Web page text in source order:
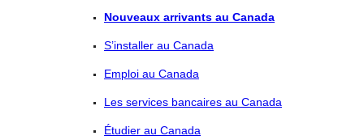
Nouveaux arrivants au Canada
S’installer au Canada
Emploi au Canada
Les services bancaires au Canada
Étudier au Canada